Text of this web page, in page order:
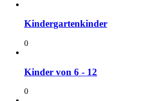
Kindergartenkinder
0
Kinder von 6 - 12
0